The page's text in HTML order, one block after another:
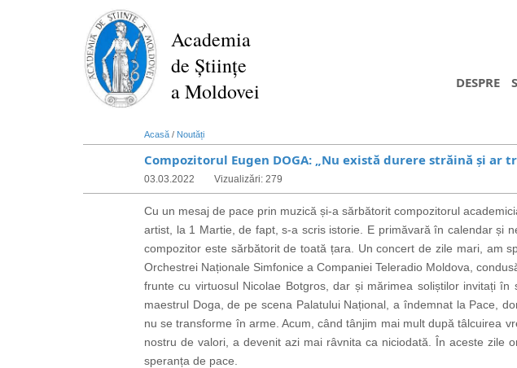
Academia
de Științe
a Moldovei
DESPRE
Acasă / Noutăți
Compozitorul Eugen DOGA: „Nu există durere străină și
03.03.2022 Vizualizări: 279
Cu un mesaj de pace prin muzică și-a sărbătorit compozitorul
artist, la 1 Martie, de fapt, s-a scris istorie. E primăvară în calendar și
compozitor este sărbătorit de toată țara. Un concert de zile mari, am
Orchestrei Naționale Simfonice a Companiei Teleradio Moldova,
frunte cu virtuosul Nicolae Botgros, dar și mărimea soliștilor invitați
maestrul Doga, de pe scena Palatului Național, a îndemnat la Pace,
nu se transforme în arme. Acum, când tânjim mai mult după tâlcuirea
nostru de valori, a devenitazi mai râvnita ca niciodată. În aceste zile
speranța de pace.